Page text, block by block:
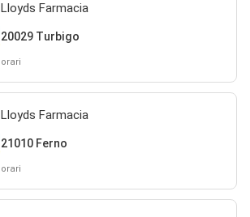
Lloyds Farmacia
20029 Turbigo
orari
Lloyds Farmacia
21010 Ferno
orari